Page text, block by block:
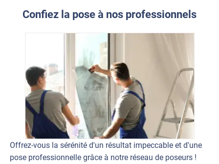
Confiez la pose à nos professionnels
Offrez-vous la sérénité d'un résultat impeccable et d'une
pose professionnelle grâce à notre réseau de poseurs !